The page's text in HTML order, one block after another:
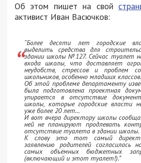
Об этом пишет на свой
активист Иван Васючков:
“Более десяти лет городские
выделить средства для
здании школы №127. Сейчас туалет
входа школы, что доставляет
неудобств, стрессов и проблем
школьников, особенно младших классов.
Об этой проблеме департаменту
была подготовлена проектная
упирается в отсутствие
школы, которые городские власти
уже более 20 лет…
И вот вчера директору школы
ней не планируют продлевать
отсутствие туалета в здании школы.
К слову это тот самый
заявлению родителей согласилась
самых объёмных бюджетных
(включающий и этот туалет!).”